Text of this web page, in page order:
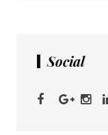
Social